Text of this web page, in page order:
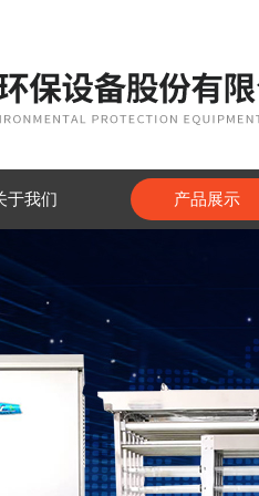
于我们 产品展示